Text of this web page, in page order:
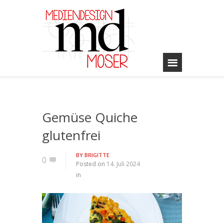
Gemüse Quiche
glutenfrei
0 BY BRIGITTE
Posted on 14. Juli 2024
in